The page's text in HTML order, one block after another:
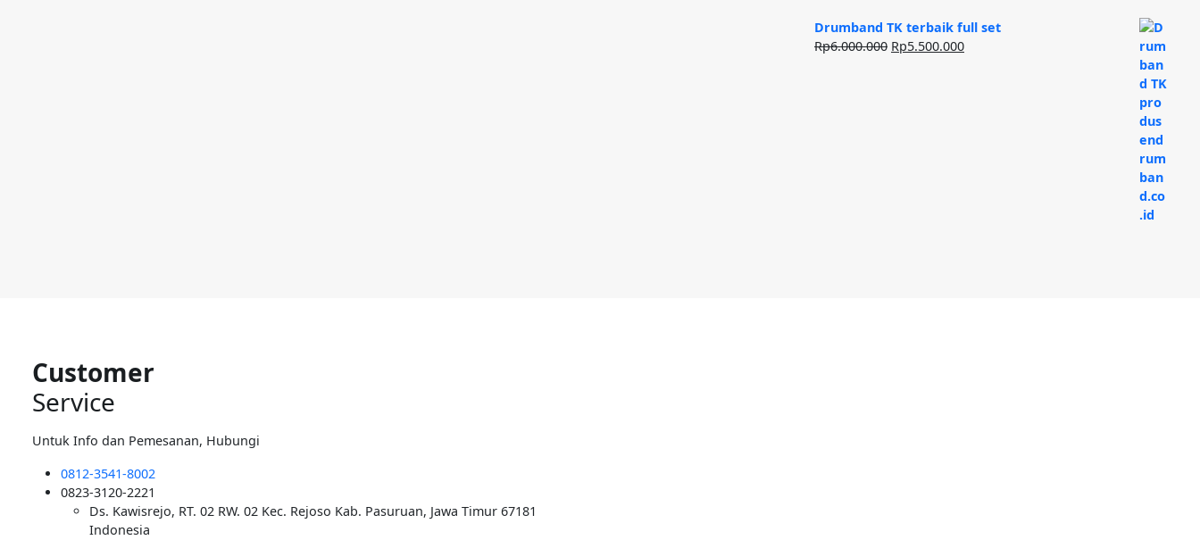
Drumband TK terbaik full set
Rp6.000.000 Harga
Rp5.500.000Harga
Customer
Service
Untuk Info dan Pemesanan, Hubungi
0812-3541-8002
0823-3120-2221
Ds. Kawisrejo, RT. 02 RW. 02 Kec. Rejoso Kab. Pasuruan, Jawa Timur 67181
Indonesia